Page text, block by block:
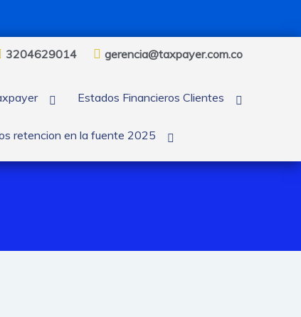
3204629014 gerencia@taxpayer.com.co
Estados Financieros Clientes
retencion en la fuente 2025